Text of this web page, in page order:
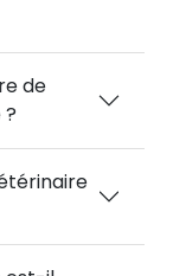
de